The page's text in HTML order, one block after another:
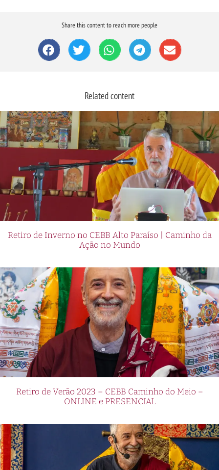
Share this content to reach more people
Related content
Retiro de Inverno no CEBB Alto Paraíso | Caminho da
Ação no Mundo
Retiro de Verão 2023 – CEBB Caminho do Meio –
ONLINE e PRESENCIAL